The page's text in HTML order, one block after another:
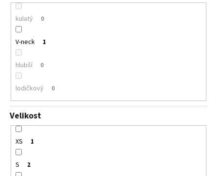
kulatý 0
V-neck 1
hlubší 0
lodičkový 0
Velikost
XS 1
S 2